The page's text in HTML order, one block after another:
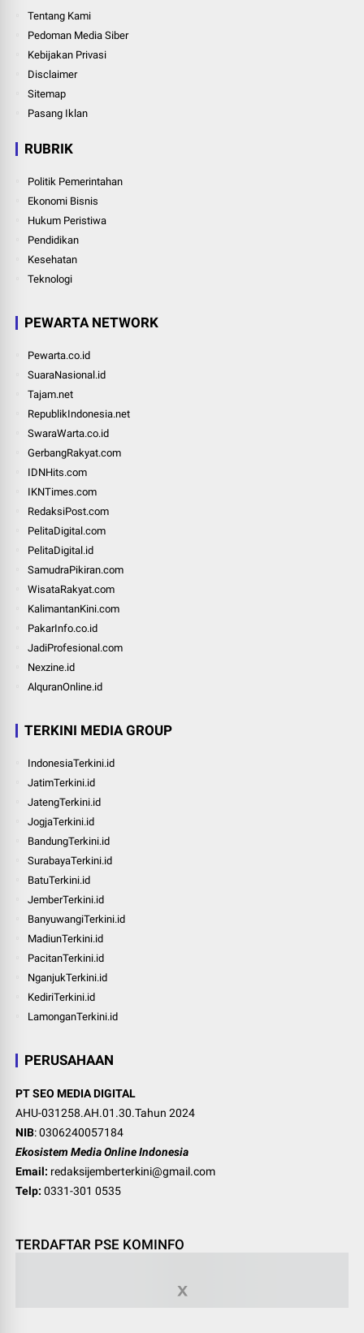
Tentang Kami
Pedoman Media Siber
Kebijakan Privasi
Disclaimer
Sitemap
Pasang Iklan
RUBRIK
Politik Pemerintahan
Ekonomi Bisnis
Hukum Peristiwa
Pendidikan
Kesehatan
Teknologi
PEWARTA NETWORK
Pewarta.co.id
SuaraNasional.id
Tajam.net
RepublikIndonesia.net
SwaraWarta.co.id
GerbangRakyat.com
IDNHits.com
IKNTimes.com
RedaksiPost.com
PelitaDigital.com
PelitaDigital.id
SamudraPikiran.com
WisataRakyat.com
KalimantanKini.com
PakarInfo.co.id
JadiProfesional.com
Nexzine.id
AlquranOnline.id
TERKINI MEDIA GROUP
IndonesiaTerkini.id
JatimTerkini.id
JatengTerkini.id
JogjaTerkini.id
BandungTerkini.id
SurabayaTerkini.id
BatuTerkini.id
JemberTerkini.id
BanyuwangiTerkini.id
MadiunTerkini.id
PacitanTerkini.id
NganjukTerkini.id
KediriTerkini.id
LamonganTerkini.id
PERUSAHAAN
PT SEO MEDIA DIGITAL
AHU-031258.AH.01.30.Tahun 2024
NIB: 0306240057184
Ekosistem Media Online Indonesia
Email: redaksijemberterkini@gmail.com
Telp: 0331-301 0535
TERDAFTAR PSE KOMINFO